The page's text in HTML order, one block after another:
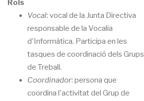
Rols
Vocal: vocal de la Junta Directiva
responsable de la Vocalia
d'Informàtica. Participa en les
tasques de coordinació dels Grups
de Treball.
Coordinador: persona que
coordina l'activitat del Grup de